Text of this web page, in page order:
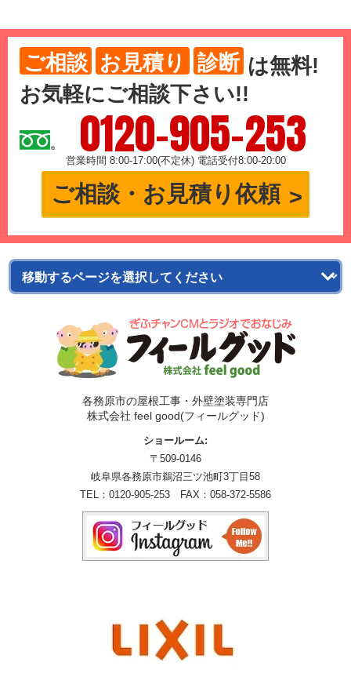
ご相談 お見積り 診断 は無料!
お気軽にご相談下さい!!
0120-905-253
営業時間 8:00-17:00(不定休) 電話受付8:00-20:00
ご相談・お見積り依頼
各務原市の屋根工事・外壁塗装専門店
株式会社 feel good(フィールグッド)
ショールーム:
〒509-0146
岐阜県各務原市鵜沼三ツ池町3丁目58
TEL： 0120-905-253 FAX：058-372-5586